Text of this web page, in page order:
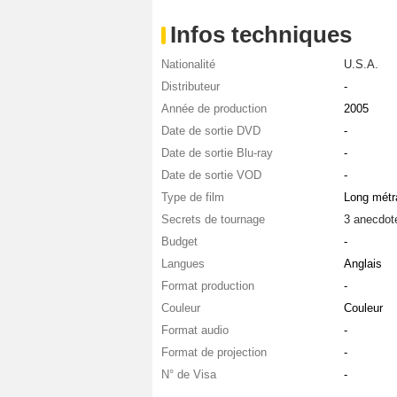
Infos techniques
Nationalité
U.S.A.
Distributeur
-
Année de production
2005
Date de sortie DVD
-
Date de sortie Blu-ray
-
Date de sortie VOD
-
Type de film
Long
Secrets de tournage
3
Budget
-
Langues
Anglais
Format production
-
Couleur
Couleur
Format audio
-
Format de projection
-
N° de Visa
-